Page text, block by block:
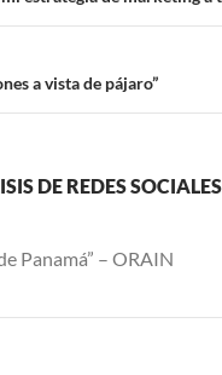
a vista de pájaro”
DE REDES
Panamá” – ORAIN